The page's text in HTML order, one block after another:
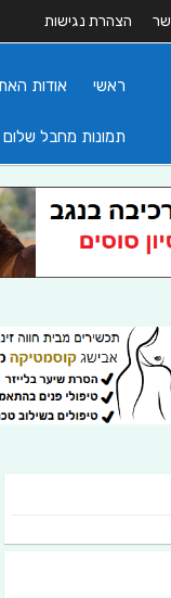
הצהרת נגישות
ראשי אודות
תמונות מחבל שלום